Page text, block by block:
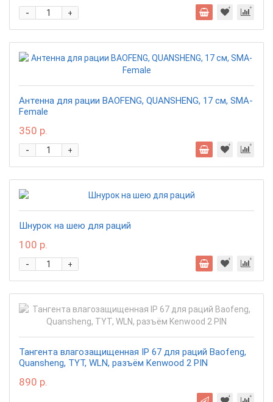
+
-
Антенна для рации BAOFENG, QUANSHENG, 17 см, SMA-
Female
350 р.
+
-
Шнурок на шею для раций
100 р.
+
-
Тангента влагозащищенная IP 67 для раций Baofeng,
Quansheng, TYT, WLN, разъём Kenwood 2 PIN
890 р.